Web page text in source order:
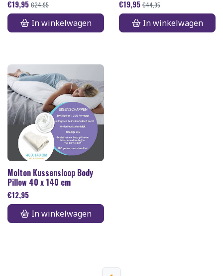
€19,95 €24,95
In winkelwagen
€19,95 €44,95
In winkelwagen
Molton Kussensloop Body
Pillow 40 x 140 cm
€12,95
In winkelwagen